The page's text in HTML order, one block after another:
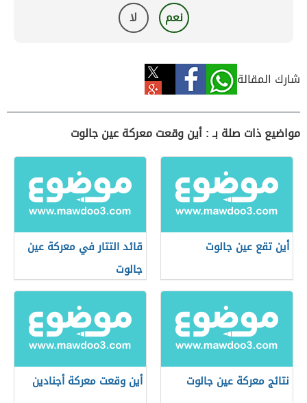
نعم لا
شارك المقالة
مواضيع ذات صلة بـ : أين وقعت معركة عين جالوت
أين تقع عين جالوت
قائد التتار في معركة عين
جالوت
نتائج معركة عين جالوت أين وقعت معركة أجنادين